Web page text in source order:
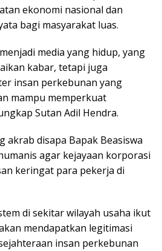
ekonomi nasional dan
bagi masyarakat luas.
media yang hidup, yang
kabar, tetapi juga
insan perkebunan yang
mampu memperkuat
Sutan Adil Hendra.
akrab disapa Bapak Beasiswa
agar kejayaan korporasi
keringat para pekerja di
di sekitar wilayah usaha ikut
mendapatkan legitimasi
insan perkebunan